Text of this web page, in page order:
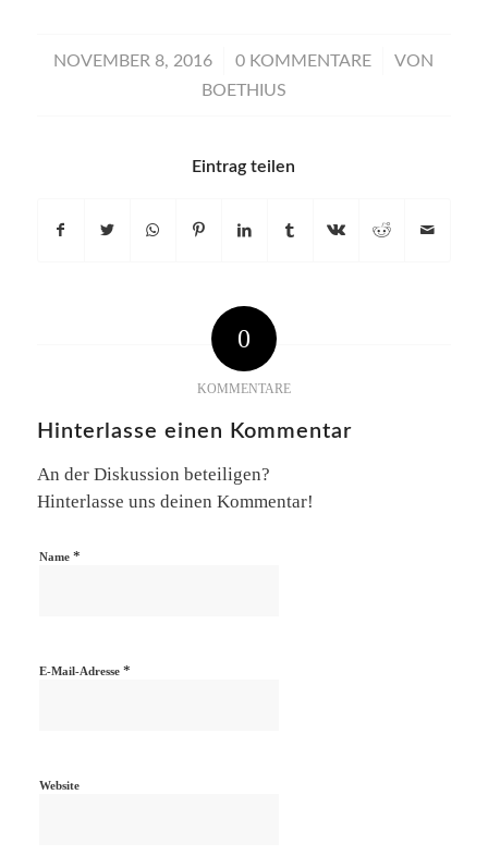
NOVEMBER 8, 2016
/ 0 KOMMENTARE
/
VON
BOETHIUS
Eintrag teilen
0
KOMMENTARE
Hinterlasse einen Kommentar
An der Diskussion beteiligen?
Hinterlasse uns deinen Kommentar!
Name *
E-Mail-Adresse *
Website